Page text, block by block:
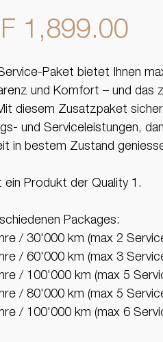
1,899.00
Paket bietet Ihnen
und Komfort – und das
diesem Zusatzpaket
und Serviceleistungen,
in bestem Zustand
ein Produkt der Quality 1.
Packages:
/ 30'000 km (max 2
/ 60'000 km (max 3
/ 100'000 km (max 5
/ 80'000 km (max 5
/ 100'000 km (max 6